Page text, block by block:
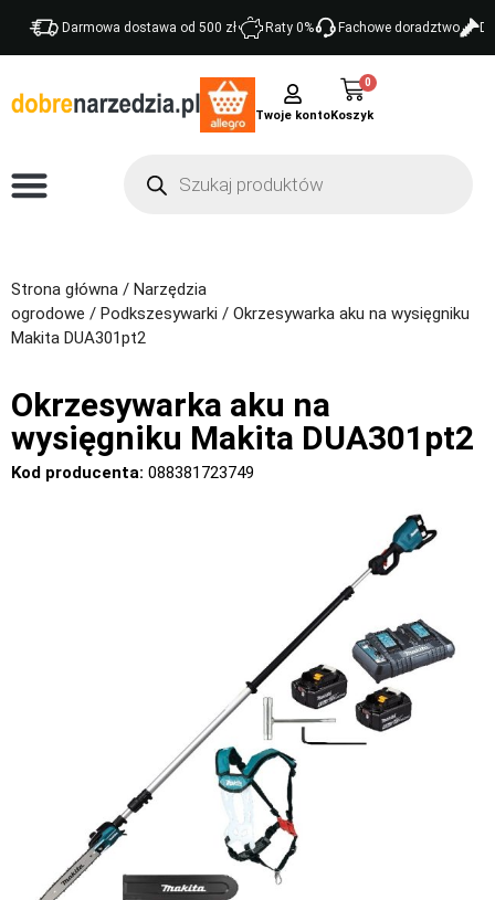
Darmowa dostawa od 500 zł Raty 0% Fachowe doradztwo
Twoje konto
0
Strona główna / Narzędzia
ogrodowe / Podkszesywarki / Okrzesywarka aku na wysięgniku
Makita DUA301pt2
Okrzesywarka aku na
wysięgniku Makita DUA301pt2
Kod producenta: 088381723749